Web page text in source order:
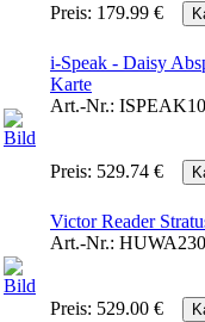
Preis: 179.99 €
i-Speak - Daisy
Karte
Art.-Nr.: ISPEAK10
Preis: 529.74 €
Victor Reader
Art.-Nr.:
Preis: 529.00 €